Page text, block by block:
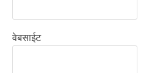
वेबसाईट